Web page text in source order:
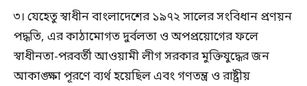
৩। যেহেতু স্বাধীন বাংলাদেশের ১৯৭২ সালের সংবিধান প্রণয়ন
পদ্ধতি, এর কাঠামোগত দুর্বলতা ও অপপ্রয়োগের ফলে
স্বাধীনতা-পরবর্তী আওয়ামী লীগ সরকার মুক্তিযুদ্ধের জন
আকাঙ্ক্ষা পূরণে ব্যর্থ হয়েছিল এবং গণতন্ত্র ও রাষ্ট্রীয়